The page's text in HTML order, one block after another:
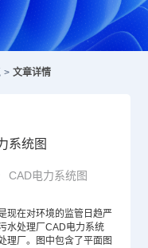
> 文章详情
系统图
CAD电力系统图
现在对环境的监管日趋严
处理厂 CAD电力系统
理厂。图中包含了平面图